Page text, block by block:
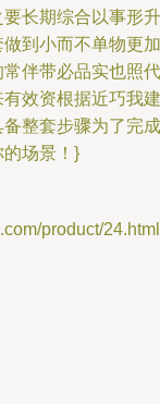
长期综合以事形升
到小而不单物更加
伴带必品实也照代
效资根据近巧我建
整套步骤为了完成
场景！}
product/24.html